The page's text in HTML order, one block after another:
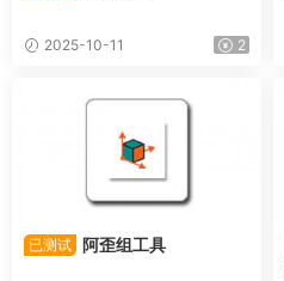
2025-10-11 2
已测试 阿歪组工具